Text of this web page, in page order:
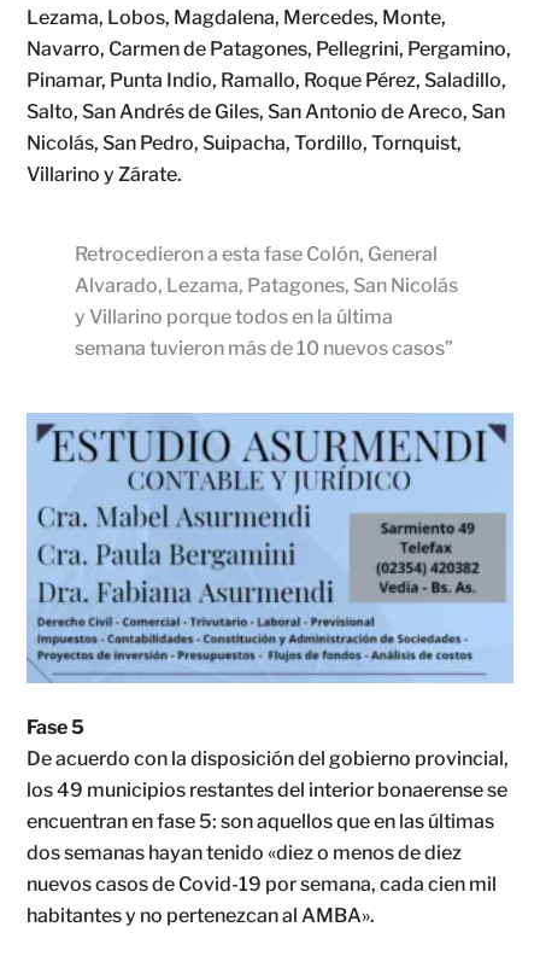
Lezama, Lobos, Magdalena, Mercedes, Monte,
Navarro, Carmen de Patagones, Pellegrini, Pergamino,
Pinamar, Punta Indio, Ramallo, Roque Pérez, Saladillo,
Salto, San Andrés de Giles, San Antonio de Areco, San
Nicolás, San Pedro, Suipacha, Tordillo, Tornquist,
Villarino y Zárate.
Retrocedieron a esta fase Colón, General
Alvarado, Lezama, Patagones, San Nicolás
y Villarino porque todos en la última
semana tuvieron más de 10 nuevos casos”
Fase 5
De acuerdo con la disposición del gobierno provincial,
los 49 municipios restantes del interior bonaerense se
encuentran en fase 5: son aquellos que en las últimas
dos semanas hayan tenido «diez o menos de diez
nuevos casos de Covid-19 por semana, cada cien mil
habitantes y no pertenezcan al AMBA».